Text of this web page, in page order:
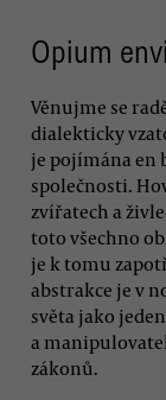
Opium
Věnujme se
dialekticky
je pojímána
společnosti.
zvířatech a
toto všechno
je k tomu
abstrakce je v
světa jako
a
zákonů.